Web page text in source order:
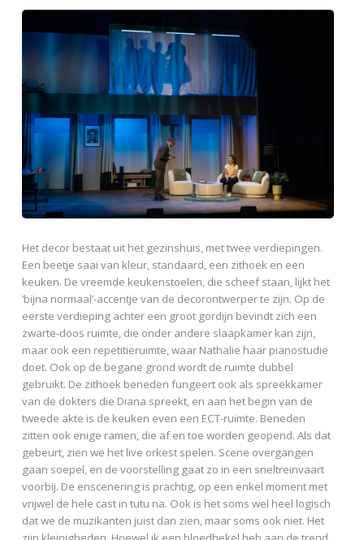
Het decor bestaat uit het gezinshuis, met twee verdiepingen.
Een beetje saai van kleur, standaard, een zithoek en een
keuken. De vreemde keukenstoelen, die scheef staan, lijkt het
‘bijna normaal’-accentje van de decorontwerper te zijn. Op de
eerste verdieping achter een groot gordijn bevindt zich een
zwarte-doos ruimte, die onder andere slaapkamer kan zijn,
maar ook een repetitieruimte, waar Nathalie haar pianostudie
doet. Ook op de begane grond wordt de ruimte dubbel
gebruikt. De zithoek beneden fungeert ook als spreekkamer
van de dokters die Diana spreekt, en aan het begin van de
tweede akte is de keuken even een ECT-ruimte. Beneden
zitten ook enige ramen, die af en toe worden geopend. Als dat
gebeurt, zien we het live orkest spelen. Scene overgangen
gaan soepel, en de voorstelling gaat zo in een sneltreinvaart
voorbij. De enscenering is prachtig, op een enkel moment met
vrijwel de hele cast in tutu na. Ook is het soms wel heel logisch
dat we de muzikanten juist dan zien, maar soms ook niet. Het